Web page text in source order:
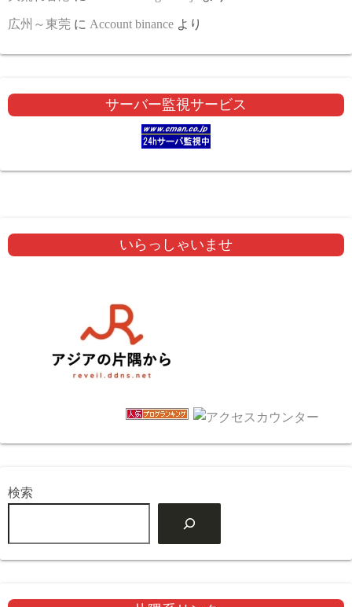
広州～東莞 に Account binance より
サーバー監視サービス
いらっしゃいませ
検索